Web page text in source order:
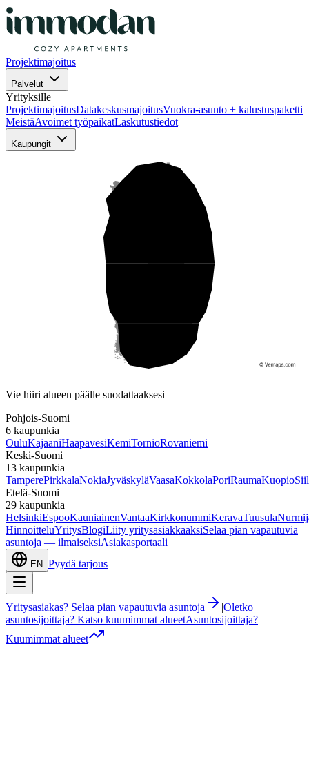
Projektimajoitus
Palvelut
Yrityksille
ProjektimajoitusDatakeskusmajoitusVuokra-asunto + kalustuspaketti
MeistäAvoimet työpaikatLaskutustiedot
Kaupungit
Vie hiiri alueen päälle suodattaaksesi
Pohjois-Suomi
6 kaupunkia
OuluKajaaniHaapavesiKemiTornioRovaniemi
Keski-Suomi
13 kaupunkia
TamperePirkkalaNokiaJyväskyläVaasaKokkolaPoriRaumaKuopio
Etelä-Suomi
29 kaupunkia
HelsinkiEspooKauniainenVantaaKirkkonummiKeravaTuusula
HinnoitteluYritysBlogiLiity yritysasiakkaaksiSelaa pian vapautuvia
asuntoja — ilmaiseksiAsiakasportaali
EN Pyydä tarjous
Yritysasiakas? Selaa pian vapautuvia asuntoja |Oletko
asuntosijoittaja? Katso kuumimmat alueetAsuntosijoittaja?
Kuumimmat alueet